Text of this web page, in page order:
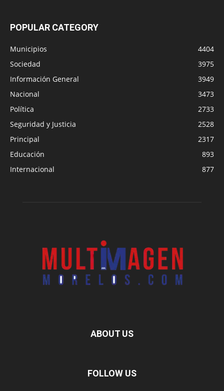
POPULAR CATEGORY
Municipios
4404
Sociedad
3975
Información General
3949
Nacional
3473
Política
2733
Seguridad y Justicia
2528
Principal
2317
Educación
893
Internacional
877
ABOUT US
FOLLOW US